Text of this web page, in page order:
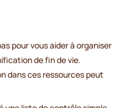
pour vous aider à organiser
de fin de vie.
dans ces ressources peut